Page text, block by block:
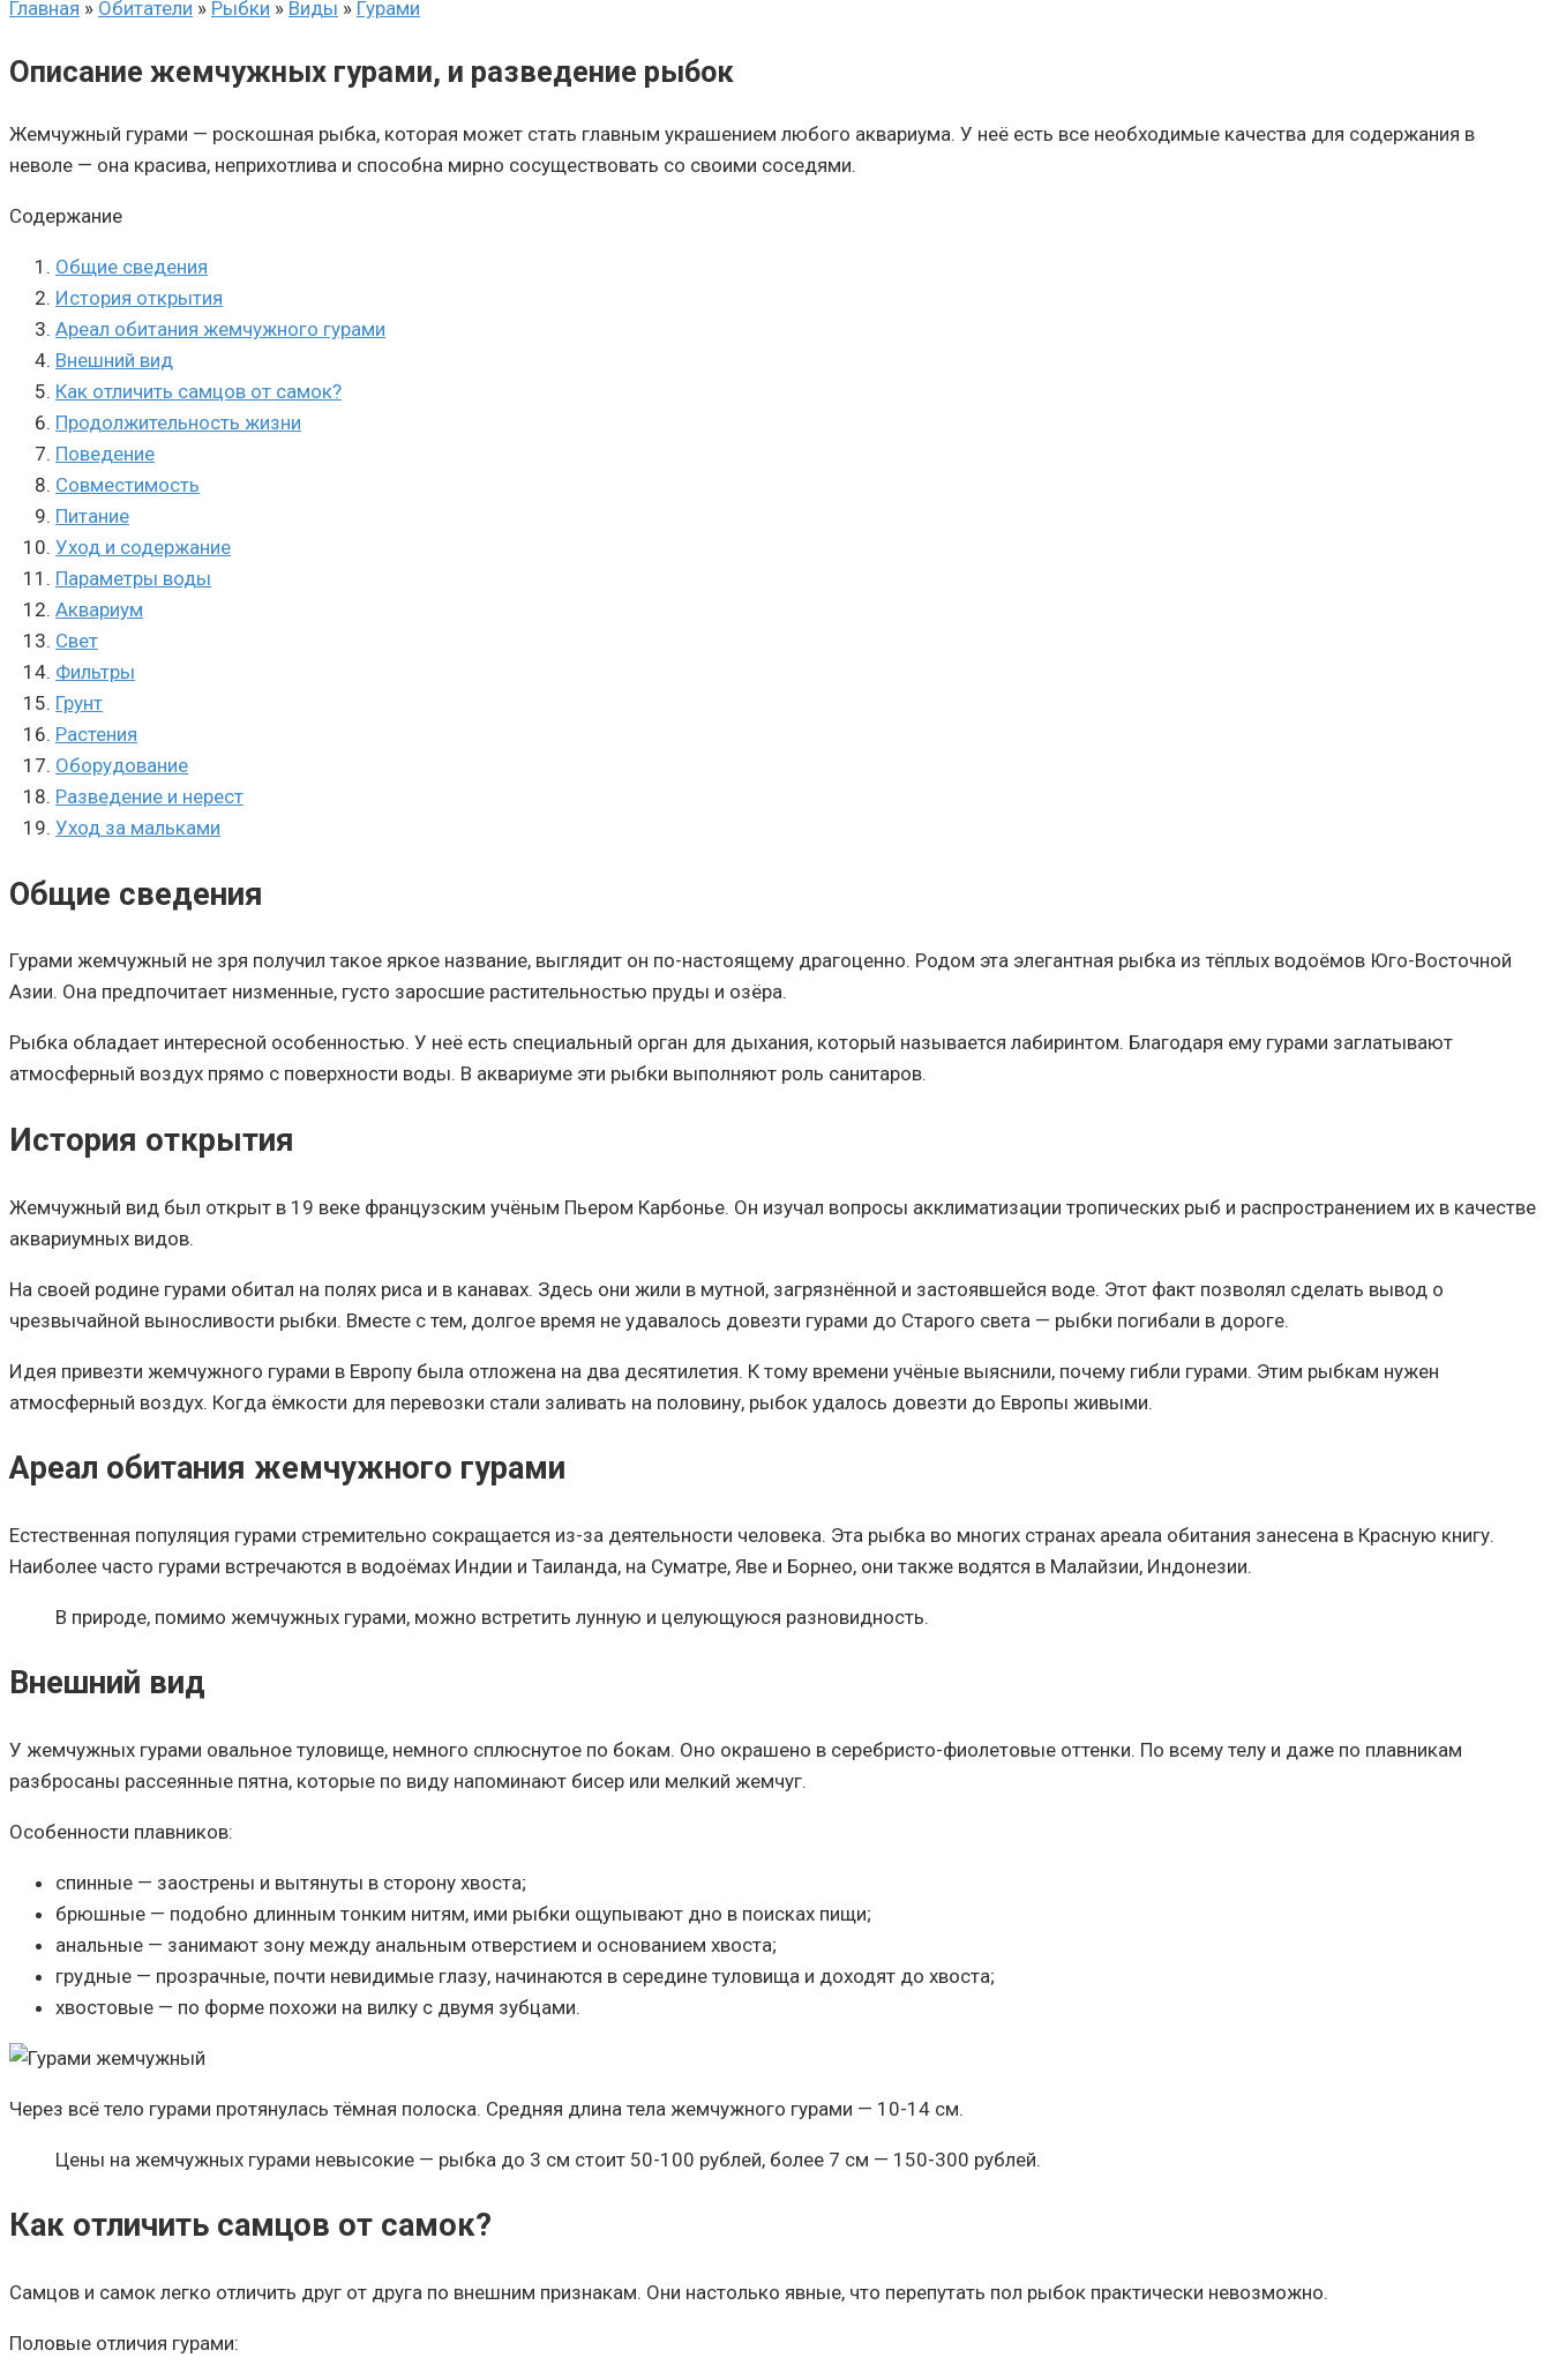
Главная » Обитатели » Рыбки » Виды » Гурами
Описание жемчужных гурами, и разведение рыбок
Жемчужный гурами — роскошная рыбка, которая может стать главным украшением любого аквариума. У неё есть все необходимые качества для содержания в
неволе — она красива, неприхотлива и способна мирно сосуществовать со своими соседями.
Содержание
Общие сведения
История открытия
Ареал обитания жемчужного гурами
Внешний вид
Как отличить самцов от самок?
Продолжительность жизни
Поведение
Совместимость
Питание
Уход и содержание
Параметры воды
Аквариум
Свет
Фильтры
Грунт
Растения
Оборудование
Разведение и нерест
Уход за мальками
Общие сведения
Гурами жемчужный не зря получил такое яркое название, выглядит он по-настоящему драгоценно. Родом эта элегантная рыбка из тёплых водоёмов Юго-Восточной
Азии. Она предпочитает низменные, густо заросшие растительностью пруды и озёра.
Рыбка обладает интересной особенностью. У неё есть специальный орган для дыхания, который называется лабиринтом. Благодаря ему гурами заглатывают
атмосферный воздух прямо с поверхности воды. В аквариуме эти рыбки выполняют роль санитаров.
История открытия
Жемчужный вид был открыт в 19 веке французским учёным Пьером Карбонье. Он изучал вопросы акклиматизации тропических рыб и распространением их в качестве
аквариумных видов.
На своей родине гурами обитал на полях риса и в канавах. Здесь они жили в мутной, загрязнённой и застоявшейся воде. Этот факт позволял сделать вывод о
чрезвычайной выносливости рыбки. Вместе с тем, долгое время не удавалось довезти гурами до Старого света — рыбки погибали в дороге.
Идея привезти жемчужного гурами в Европу была отложена на два десятилетия. К тому времени учёные выяснили, почему гибли гурами. Этим рыбкам нужен
атмосферный воздух. Когда ёмкости для перевозки стали заливать на половину, рыбок удалось довезти до Европы живыми.
Ареал обитания жемчужного гурами
Естественная популяция гурами стремительно сокращается из-за деятельности человека. Эта рыбка во многих странах ареала обитания занесена в Красную книгу.
Наиболее часто гурами встречаются в водоёмах Индии и Таиланда, на Суматре, Яве и Борнео, они также водятся в Малайзии, Индонезии.
В природе, помимо жемчужных гурами, можно встретить лунную и целующуюся разновидность.
Внешний вид
У жемчужных гурами овальное туловище, немного сплюснутое по бокам. Оно окрашено в серебристо-фиолетовые оттенки. По всему телу и даже по плавникам
разбросаны рассеянные пятна, которые по виду напоминают бисер или мелкий жемчуг.
Особенности плавников:
спинные — заострены и вытянуты в сторону хвоста;
брюшные — подобно длинным тонким нитям, ими рыбки ощупывают дно в поисках пищи;
анальные — занимают зону между анальным отверстием и основанием хвоста;
грудные — прозрачные, почти невидимые глазу, начинаются в середине туловища и доходят до хвоста;
хвостовые — по форме похожи на вилку с двумя зубцами.
Через всё тело гурами протянулась тёмная полоска. Средняя длина тела жемчужного гурами — 10-14 см.
Цены на жемчужных гурами невысокие — рыбка до 3 см стоит 50-100 рублей, более 7 см — 150-300 рублей.
Как отличить самцов от самок?
Самцов и самок легко отличить друг от друга по внешним признакам. Они настолько явные, что перепутать пол рыбок практически невозможно.
Половые отличия гурами: